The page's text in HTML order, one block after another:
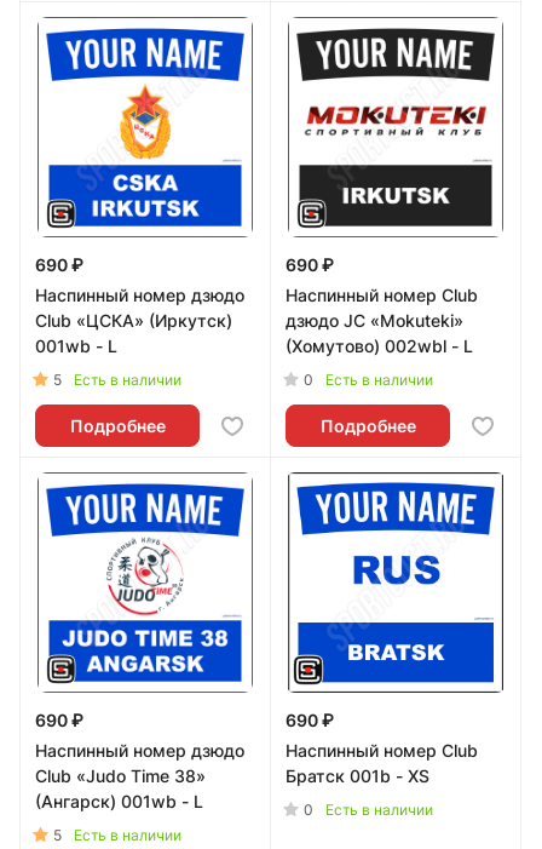
690 ₽
Наспинный номер дзюдо
Club «ЦСКА» (Иркутск)
001wb - L
5 Есть в наличии
Подробнее
690 ₽
Наспинный номер Club
дзюдо JC «Mokuteki»
(Хомутово) 002wbl - L
0 Есть в наличии
Подробнее
690 ₽
Наспинный номер дзюдо
Club «Judo Time 38»
(Ангарск) 001wb - L
5 Есть в наличии
690 ₽
Наспинный номер Club
Братск 001b - XS
0 Есть в наличии